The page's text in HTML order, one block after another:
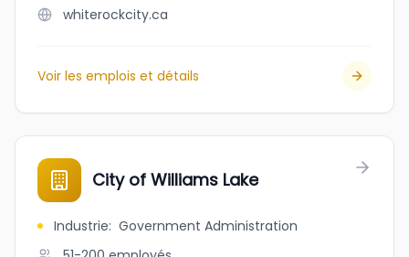
whiterockcity.ca
Voir les emplois et détails
City of Williams Lake
Industrie: Government Administration